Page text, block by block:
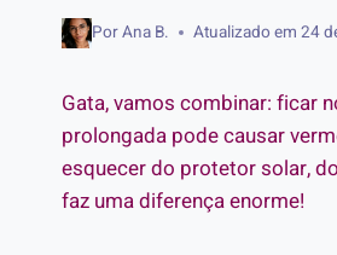
PorAna B. Atualizado em 24
Gata, vamos combinar: ficar
prolongada pode causar
esquecer do protetor solar, do
faz uma diferença enorme!